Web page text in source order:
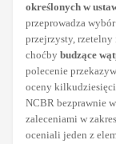
określonych w
przeprowadza
przejrzysty, rzetelny
choćby budzące
polecenie
oceny
NCBR bezprawnie
zaleceniami w
oceniali jeden z